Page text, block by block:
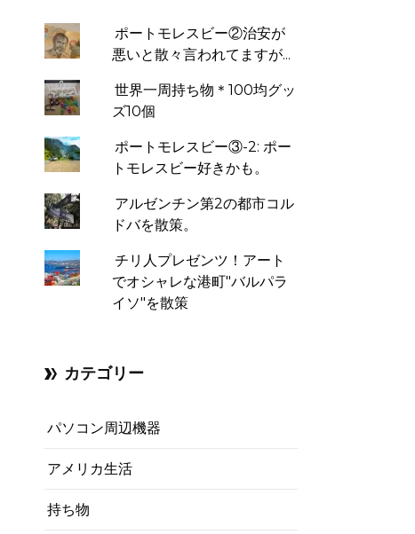
ポートモレスビー②治安が
悪いと散々言われてますが...
世界一周持ち物＊100均グッ
ズ10個
ポートモレスビー③-2: ポー
トモレスビー好きかも。
アルゼンチン第2の都市コル
ドバを散策。
チリ人プレゼンツ！アート
でオシャレな港町"バルパラ
イソ"を散策
カテゴリー
パソコン周辺機器
アメリカ生活
持ち物